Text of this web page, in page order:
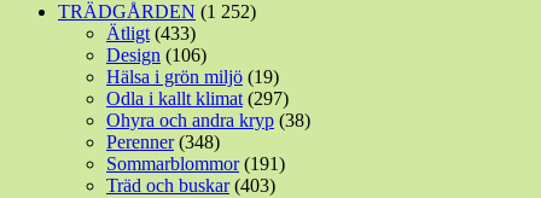
TRÄDGÅRDEN (1 252)
Ätligt (433)
Design (106)
Hälsa i grön miljö (19)
Odla i kallt klimat (297)
Ohyra och andra kryp (38)
Perenner(348)
Sommarblommor(191)
Träd och buskar(403)